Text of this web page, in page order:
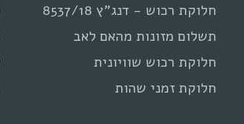
חלוקת רכוש - דנג"ץ 8537/18
תשלום מזונות מהאם לאב
חלוקת רכוש שוויונית
חלוקת זמני שהות